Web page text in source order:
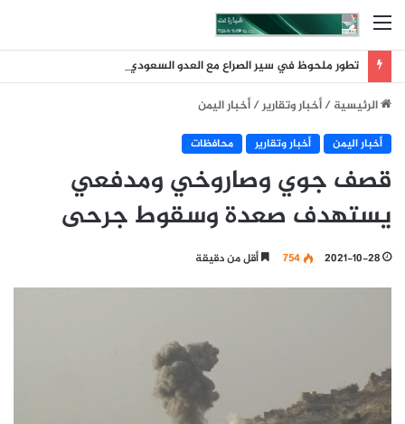
القائمة
الرئيسية/أخبار وتقارير/أخبار اليمن
أخبار اليمن أخبار وتقارير محافظات
قصف جوي وصاروخي ومدفعي
يستهدف صعدة وسقوط جرحى
2021-10-28
754 أقل من دقيقة